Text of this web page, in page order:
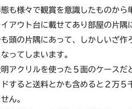
も様々で観賞を意識したものから
アウト台に載せてあり部屋の片
頭の片隅にあって、しかしいざ
ってしまいます。
アクリルを使った５面のケース
すると送料とかも含めると２万
ん。